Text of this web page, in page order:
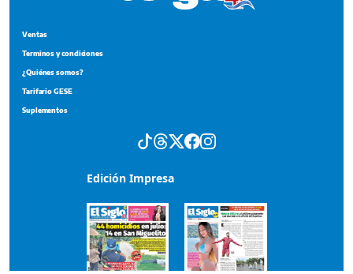
Ventas
Terminos y condiciones
¿Quiénes somos?
Tarifario GESE
Suplementos
Edición Impresa